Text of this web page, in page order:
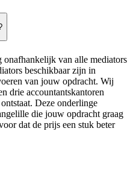
van alle mediators
beschikbaar zijn in
van jouw opdracht. Wij
drie accountantskantoren
Deze onderlinge
die jouw opdracht graag
dat de prijs een stuk beter